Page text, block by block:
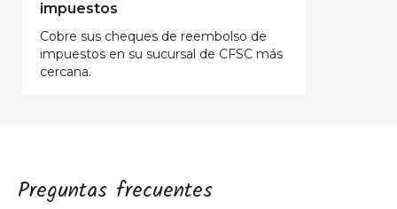
impuestos
Cobre sus cheques de reembolso de
impuestos en su sucursal de CFSC más
cercana.
Preguntas frecuentes